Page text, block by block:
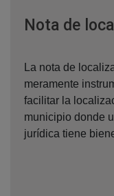
Nota de
La nota de
meramente
facilitar la
municipio donde
jurídica tiene